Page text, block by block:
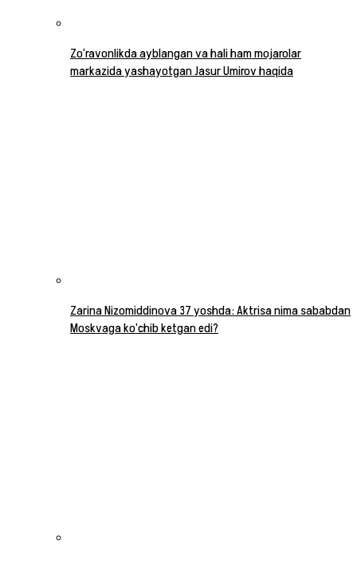
Zo‘ravonlikda ayblangan va hali ham mojarolar
markazida yashayotgan Jasur Umirov haqida
Zarina Nizomiddinova 37 yoshda: Aktrisa nima sababdan
Moskvaga ko‘chib ketgan edi?